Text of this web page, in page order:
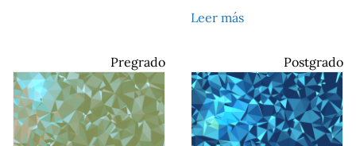
Leer más
Pregrado Postgrado